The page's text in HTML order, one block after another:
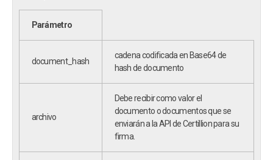
Parámetro
document_hash
cadena codificada en Base64 de
hash de documento
archivo
Debe recibir como valor el
documento o documentos que se
enviarán a la API de Certillion para su
firma.